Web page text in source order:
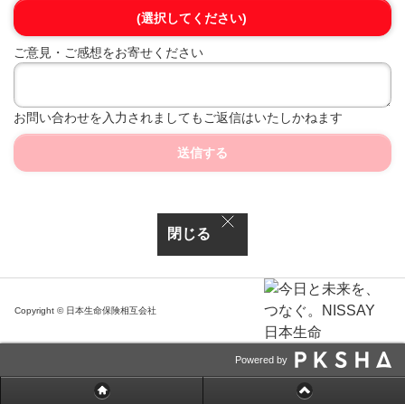
(選択してください)
ご意見・ご感想をお寄せください
お問い合わせを入力されましてもご返信はいたしかねます
送信する
閉じる
Copyright © 日本生命保険相互会社
Powered by